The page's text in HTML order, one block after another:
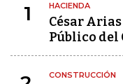
1 HACIENDA
César
Público del
CONSTRUCCIÓN